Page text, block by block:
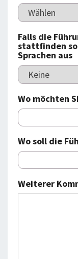
Falls die
stattfinden
Sprachen aus
Wo möchten
Wo soll die
Weiterer